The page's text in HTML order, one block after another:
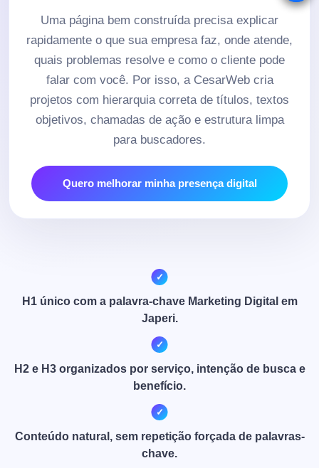
Uma página bem construída precisa explicar
rapidamente o que sua empresa faz, onde atende,
quais problemas resolve e como o cliente pode
falar com você. Por isso, a CesarWeb cria
projetos com hierarquia correta de títulos, textos
objetivos, chamadas de ação e estrutura limpa
para buscadores.
Quero melhorar minha presença digital
H1 único com a palavra-chave Marketing Digital em
Japeri.
H2 e H3 organizados por serviço, intenção de busca e
benefício.
Conteúdo natural, sem repetição forçada de palavras-
chave.